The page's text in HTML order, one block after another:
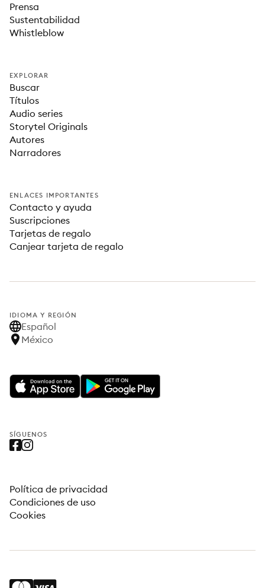
Prensa
Sustentabilidad
Whistleblow
EXPLORAR
Buscar
Títulos
Audio series
Storytel Originals
Autores
Narradores
ENLACES IMPORTANTES
Contacto y ayuda
Suscripciones
Tarjetas de regalo
Canjear tarjeta de regalo
IDIOMA Y REGIÓN
Español
México
SÍGUENOS
Política de privacidad
Condiciones de uso
Cookies